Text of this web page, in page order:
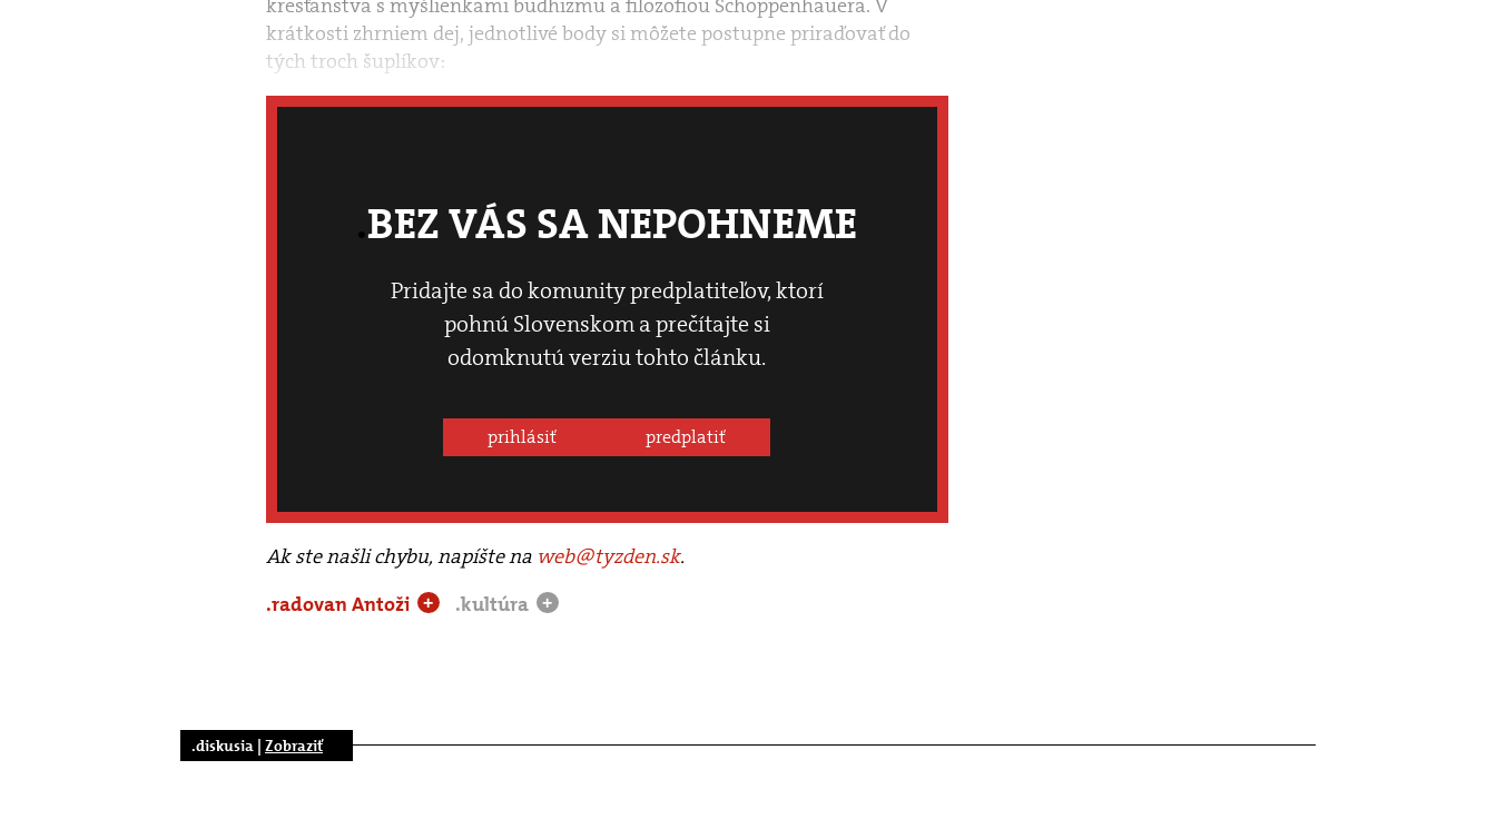
kresťanstva s myšlienkami budhizmu a filozofiou Schoppenhauera. V
krátkosti zhrniem dej, jednotlivé body si môžete postupne priraďovať do
tých troch šuplíkov:
BEZ VÁS SA NEPOHNEME
Pridajte sa do komunity predplatiteľov, ktorí
pohnú Slovenskom a prečítajte si
odomknutú verziu tohto článku.
prihlásiť predplatiť
Ak ste našli chybu, napíšte na web@tyzden.sk.
.radovan Antoži
+ .kultúra +
.diskusia | Zobraziť